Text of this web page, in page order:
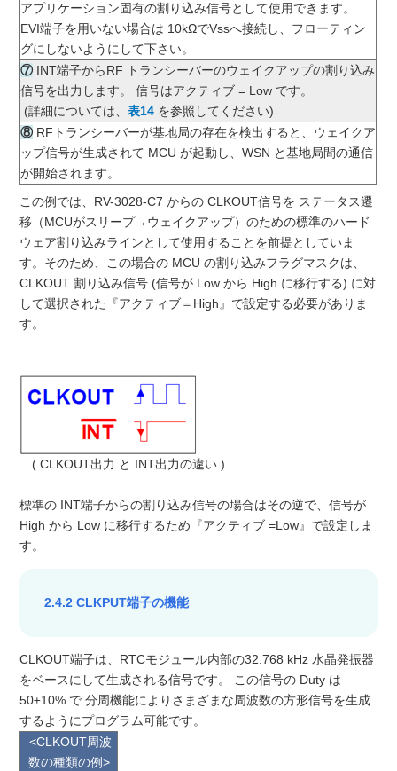
アプリケーション固有の割り込み信号として使用できます。
EVI端子を用いない場合は 10kΩでVssへ接続し、フローティン
グにしないようにして下さい。
⑦ INT端子からRF トランシーバーのウェイクアップの割り込み
信号を出力します。 信号はアクティブ = Low です。
(詳細については、表14 を参照してください)
⑧RFトランシーバーが基地局の存在を検出すると、ウェイクア
ップ信号が生成されて MCU が起動し、WSN と基地局間の通信
が開始されます。
この例では、RV-3028-C7 からの CLKOUT信号を ステータス遷
移（MCUがスリープ→ウェイクアップ）のための標準のハード
ウェア割り込みラインとして使用することを前提としていま
す。そのため、この場合の MCU の割り込みフラグマスクは、
CLKOUT 割り込み信号 (信号が Low から High に移行する) に対
して選択された『アクティブ＝High』で設定する必要がありま
す。
( CLKOUT出力 と INT出力の違い )
標準の INT端子からの割り込み信号の場合はその逆で、信号が
High から Low に移行するため『アクティブ =Low』で設定しま
す。
2.4.2 CLKPUT端子の機能
CLKOUT端子は、RTCモジュール内部の32.768 kHz 水晶発振器
をベースにして生成される信号です。 この信号の Duty は
50±10% で 分周機能によりさまざまな周波数の方形信号を生成
するようにプログラム可能です。
<CLKOUT周波
数の種類の例>